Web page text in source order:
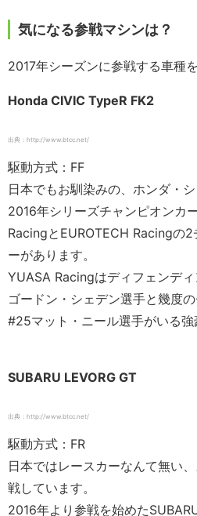
気になる参戦マシンは？
2017年シーズンに参戦する車種
Honda CIVIC TypeR FK2
出典：http://www.btcc.net/
駆動方式：FF
日本でもお馴染みの、ホンダ・シ
2016年シリーズチャンピオンカ
RacingとEUROTECH Racingの
ーがあります。
YUASA Racingはディフェンデ
ゴードン・シェデン選手と幾度
#25マット・ニール選手がいる強
SUBARU LEVORG GT
出典：http://www.btcc.net/
駆動方式：FR
日本ではレースカーなんて無い
戦しています。
2016年より参戦を始めた